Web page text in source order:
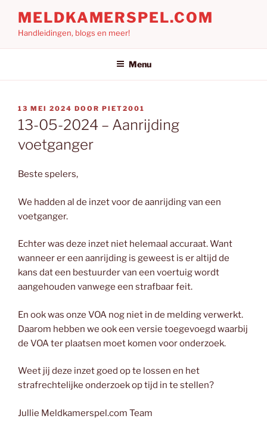
inhoud
MELDKAMERSPEL.COM
Handleidingen, blogs en meer!
Menu
GEPLAATST
OP
13 MEI 2024 DOOR PIET2001
13-05-2024 – Aanrijding
voetganger
Beste spelers,
We hadden al de inzet voor de aanrijding van een
voetganger.
Echter was deze inzet niet helemaal accuraat. Want
wanneer er een aanrijding is geweest is er altijd de
kans dat een bestuurder van een voertuig wordt
aangehouden vanwege een strafbaar feit.
En ook was onze VOA nog niet in de melding verwerkt.
Daarom hebben we ook een versie toegevoegd waarbij
de VOA ter plaatsen moet komen voor onderzoek.
Weet jij deze inzet goed op te lossen en het
strafrechtelijke onderzoek op tijd in te stellen?
Jullie Meldkamerspel.com Team